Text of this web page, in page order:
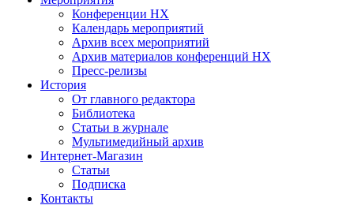
Конференции НХ
Календарь мероприятий
Архив всех мероприятий
Архив материалов конференций НХ
Пресс-релизы
История
От главного редактора
Библиотека
Статьи в журнале
Мультимедийный архив
Интернет-Магазин
Статьи
Подписка
Контакты